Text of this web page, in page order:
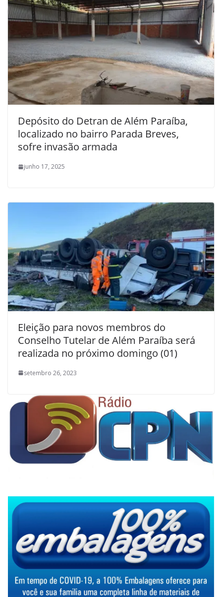
Depósito do Detran de Além Paraíba,
localizado no bairro Parada Breves,
sofre invasão armada
junho 17, 2025
Eleição para novos membros do
Conselho Tutelar de Além Paraíba será
realizada no próximo domingo (01)
setembro 26, 2023